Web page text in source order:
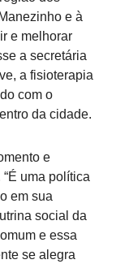
e à
e melhorar
a secretária
a fisioterapia
com o
da cidade.
e
uma política
em sua
social da
e essa
se alegra